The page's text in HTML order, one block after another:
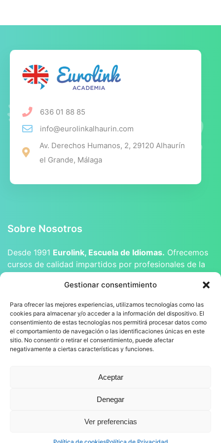
Gestionar consentimiento
Para ofrecer las mejores experiencias, utilizamos tecnologías como las
cookies para almacenar y/o acceder a la información del dispositivo. El
consentimiento de estas tecnologías nos permitirá procesar datos como
el comportamiento de navegación o las identificaciones únicas en este
sitio. No consentir o retirar el consentimiento, puede afectar
negativamente a ciertas características y funciones.
Aceptar
Denegar
Ver preferencias
636 01 88 85
info@eurolinkalhaurin.com
Av. Derechos Humanos, 2, 29120 Alhaurín
el Grande, Málaga
Sobre Nosotros
Desde 1991 Eurolink, Escuela de Idiomas. Ofrecemos
cursos de calidad impartidos por profesionales de la
© Eurolink Alhaurin S.L. | Aviso Legal